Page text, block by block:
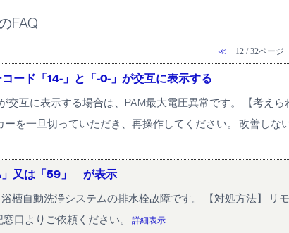
FAQ
≪ 12 / 32ページ
ード「14-」と「-0-」が交互に表示する
交互に表示する場合は、PAM最大電圧異常です。 【考え
を一旦切っていただき、再操作してください。 改善しな
」又は「59」 が表示
槽自動洗浄システムの排水栓故障です。 【対処方法】
口よりご依頼ください。
詳細表示